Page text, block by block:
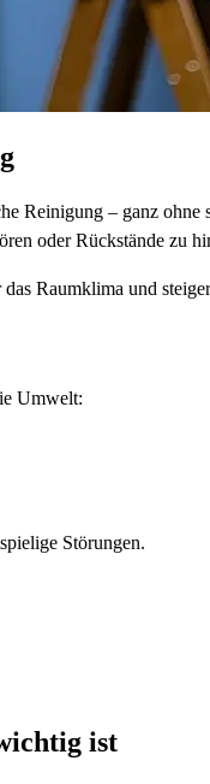
Reinigung – ganz
oder Rückstände zu
Raumklima und
Umwelt:
Störungen.
ist